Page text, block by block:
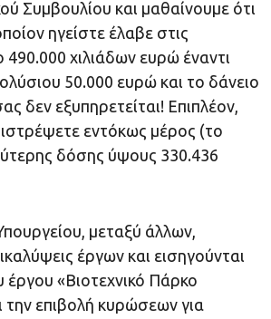
Συμβουλίου και μαθαίνουμε ότι
ηγείστε έλαβε στις
χιλιάδων ευρώ έναντι
50.000 ευρώ και το δάνειο
δεν εξυπηρετείται! Επιπλέον,
εντόκως μέρος (το
δόσης ύψους 330.436
μεταξύ άλλων,
έργων και εισηγούνται
έργου «Βιοτεχνικό Πάρκο
την επιβολή κυρώσεων για